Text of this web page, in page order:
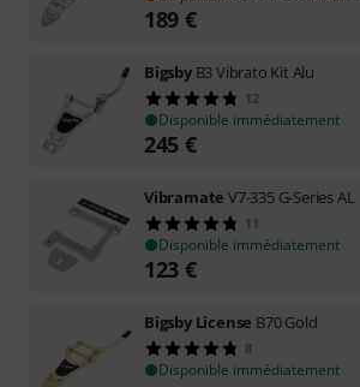
189 €
Bigsby B3 Vibrato Kit Alu
12
Disponible immédiatement
245 €
Vibramate V7-335 G-Series AL
11
Disponible immédiatement
123 €
Bigsby License B70 Gold
8
Disponible immédiatement